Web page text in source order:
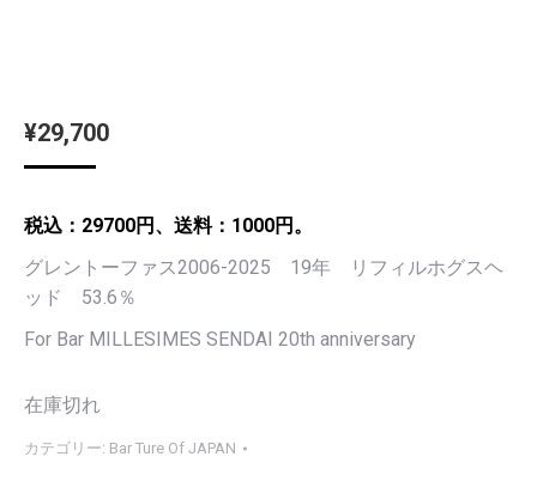
¥29,700
税込：29700円、送料：1000円。
グレントーファス2006-2025 19年 リフィルホグスヘ
ッド 53.6％
For Bar MILLESIMES SENDAI 20th anniversary
在庫切れ
カテゴリー: Bar Ture Of JAPAN